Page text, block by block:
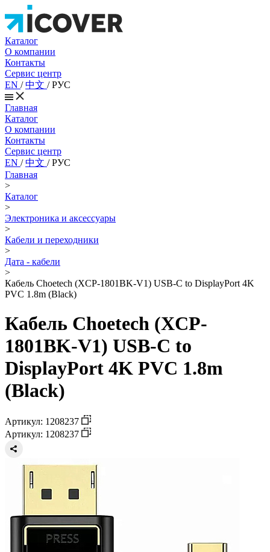
Каталог
О компании
Контакты
Сервис центр
EN /中文 /РУС
Главная
Каталог
О компании
Контакты
Сервис центр
EN /中文 /РУС
Главная
>
Каталог
>
Электроника и аксессуары
>
Кабели и переходники
>
Дата - кабели
>
Кабель Choetech (XCP-1801BK-V1) USB-C to DisplayPort 4K
PVC 1.8m (Black)
Кабель Choetech (XCP-
1801BK-V1) USB-C to
DisplayPort 4K PVC 1.8m
(Black)
Артикул: 1208237
Артикул: 1208237